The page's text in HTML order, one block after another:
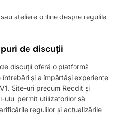
ateliere online despre regulile
de discuții
discuții oferă o platformă
și a împărtăși experiențe
Site-uri precum Reddit și
ului permit utilizatorilor să
regulilor și actualizările